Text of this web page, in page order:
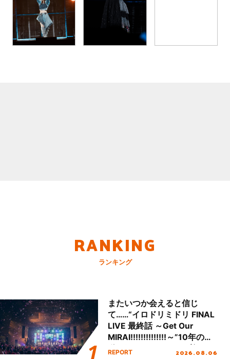
RANKING
ランキング
またいつか会えると信じ
て……“イロドリミドリ FINAL
LIVE 最終話 ～Get Our
MIRAI!!!!!!!!!!!!!!～”10年の活
動を経てファイナルを迎える
REPORT 2026.08.06